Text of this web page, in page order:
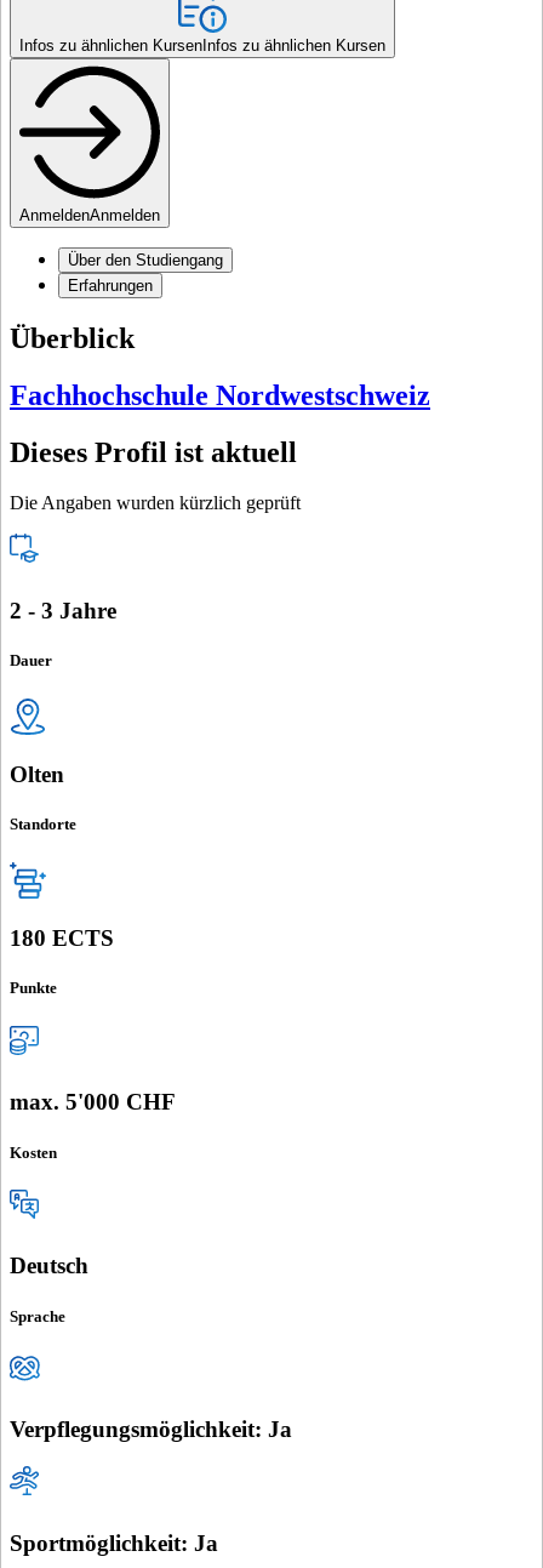
Infos zu ähnlichen Kursen Infos zu ähnlichen Kursen
AnmeldenAnmelden
Über den Studiengang
Erfahrungen
Überblick
Fachhochschule Nordwestschweiz
Dieses Profil ist aktuell
Die Angaben wurden kürzlich geprüft
2 - 3 Jahre
Dauer
Olten
Standorte
180 ECTS
Punkte
max. 5'000 CHF
Kosten
Deutsch
Sprache
Verpflegungsmöglichkeit: Ja
Sportmöglichkeit: Ja